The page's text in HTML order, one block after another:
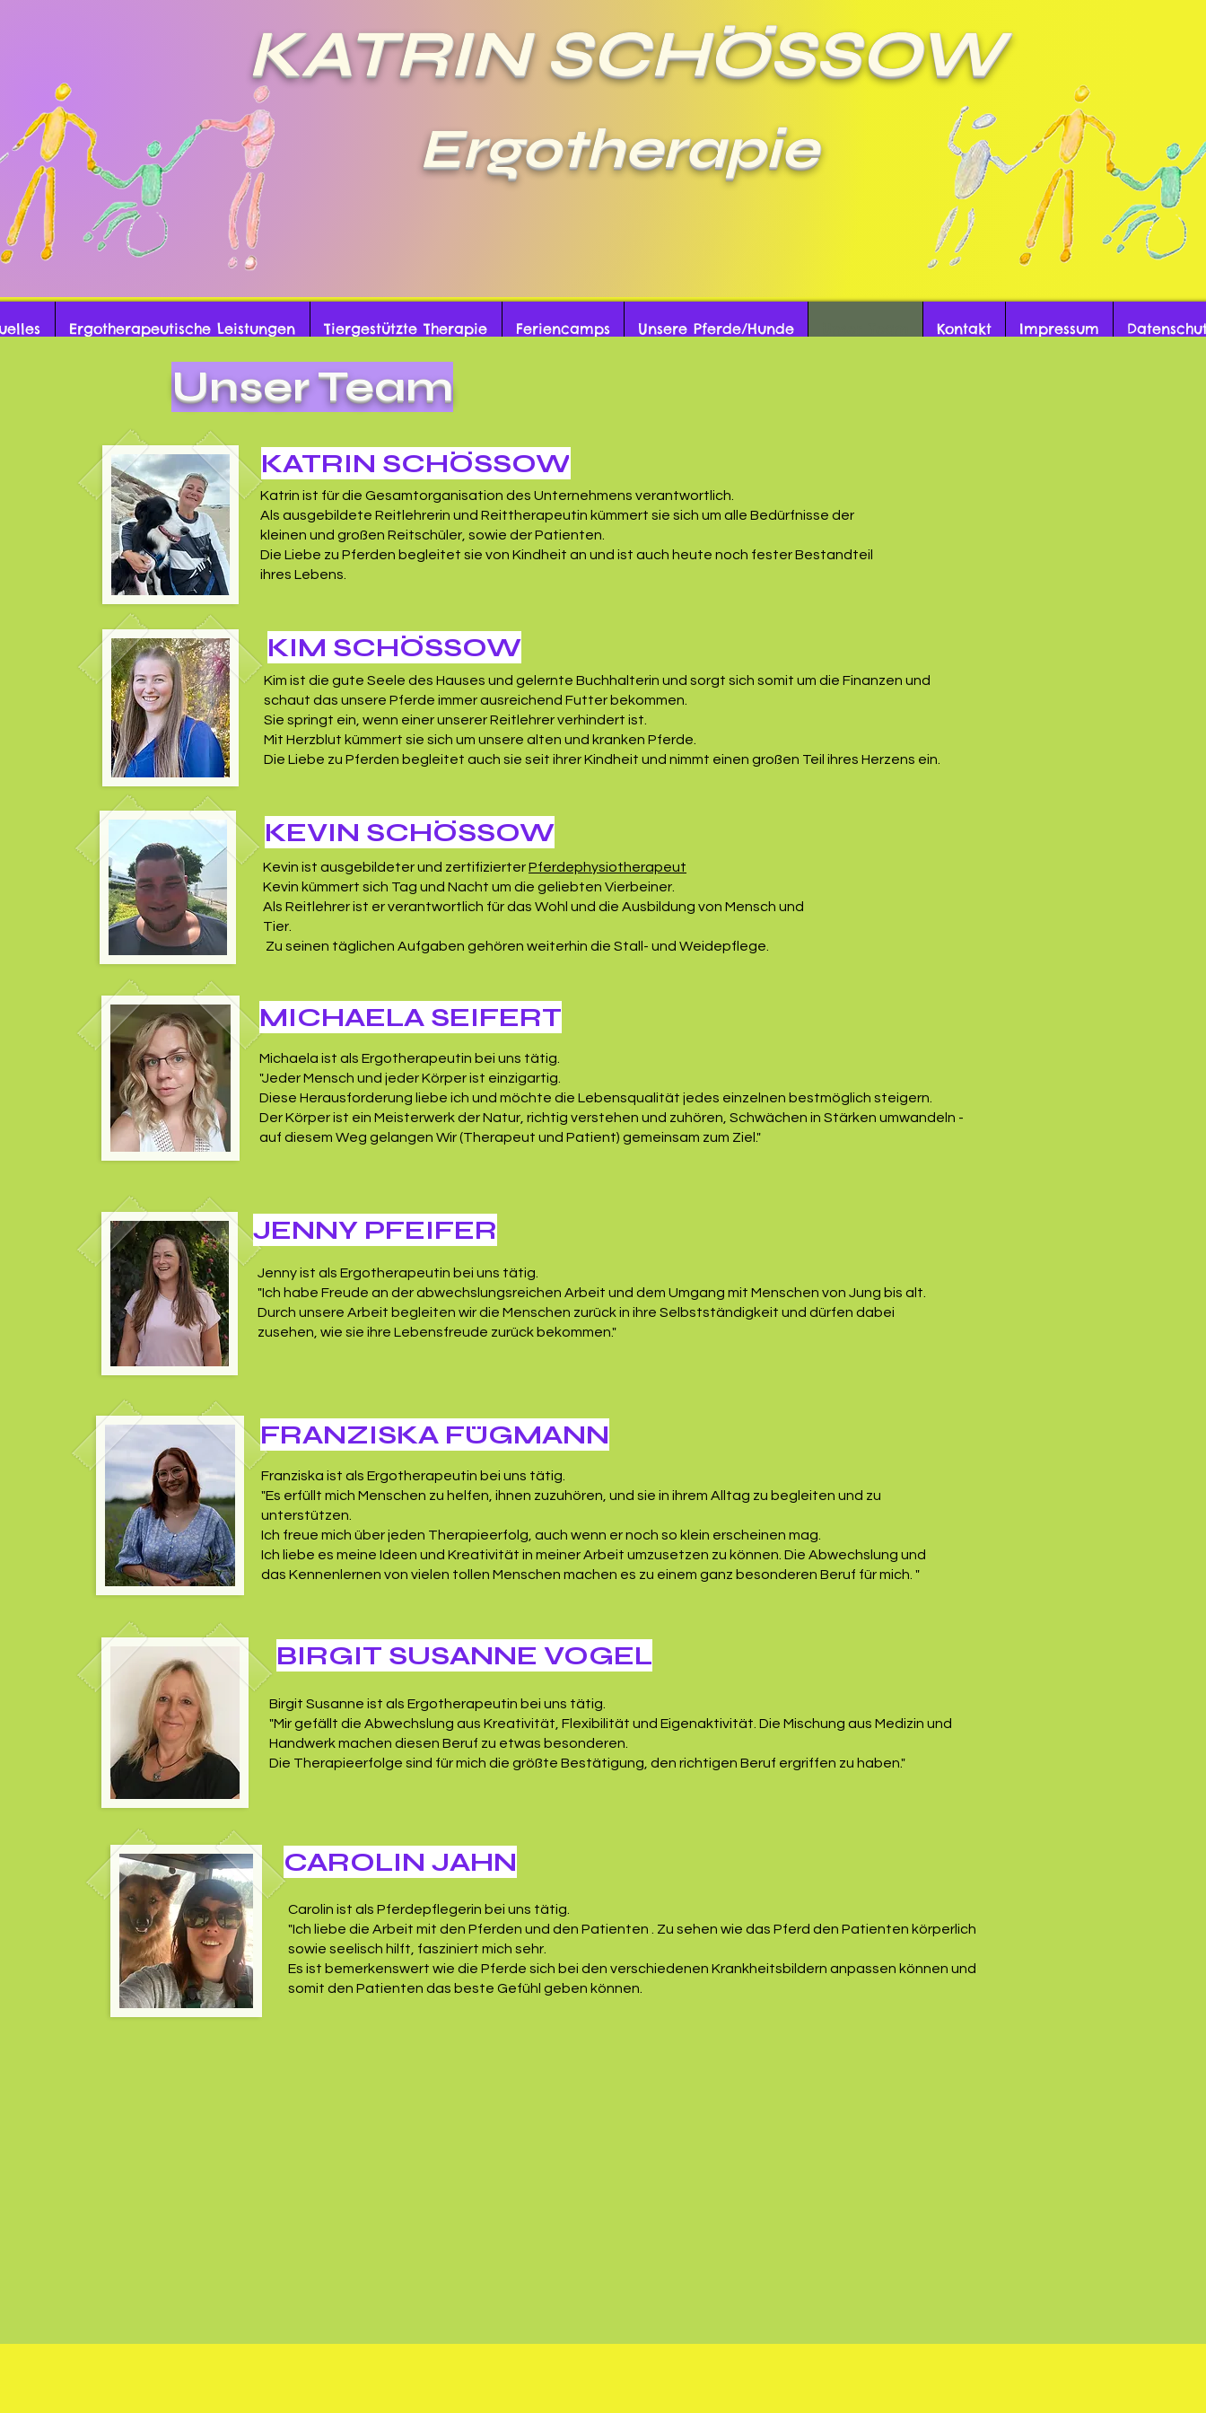
KATRIN SCHÖSSOW
Ergotherapie
Ergotherapeutische Leistungen Tiergestützte Therapie Feriencamps Unsere Pferde/Hunde Kontakt Impressum
Unser Team
KATRIN SCHÖSSOW
Katrin ist für die Gesamtorganisation des Unternehmens verantwortlich.
Als ausgebildete Reitlehrerin und Reittherapeutin kümmert sie sich um alle Bedürfnisse der
kleinen und großen Reitschüler, sowie der Patienten.
Die Liebe zu Pferden begleitet sie von Kindheit an und ist auch heute noch fester Bestandteil
ihres Lebens.
KIM SCHÖSSOW
Kim ist die gute Seele des Hauses und gelernte Buchhalterin und sorgt sich somit um die Finanzen und
schaut das unsere Pferde immer ausreichend Futter bekommen.
Sie springt ein, wenn einer unserer Reitlehrer verhindert ist.
Mit Herzblut kümmert sie sich um unsere alten und kranken Pferde.
Die Liebe zu Pferden begleitet auch sie seit ihrer Kindheit und nimmt einen großen Teil ihres Herzens ein.
KEVIN SCHÖSSOW
Kevin ist ausgebildeter und zertifizierterPferdephysiotherapeut
Kevin kümmert sich Tag und Nacht um die geliebten Vierbeiner.
Als Reitlehrer ist er verantwortlich für das Wohl und die Ausbildung von Mensch und
Tier.
Zu seinen täglichen Aufgaben gehören weiterhin die Stall- und Weidepflege.
MICHAELA SEIFERT
Michaela ist als Ergotherapeutin bei uns tätig.
"Jeder Mensch und jeder Körper ist einzigartig.
Diese Herausforderung liebe ich und möchte die Lebensqualität jedes einzelnen bestmöglich steigern.
Der Körper ist ein Meisterwerk der Natur, richtig verstehen und zuhören, Schwächen in Stärken umwandeln -
auf diesem Weg gelangen Wir (Therapeut und Patient) gemeinsam zum Ziel."
JENNY PFEIFER
Jenny ist als Ergotherapeutin bei uns tätig.
"Ich habe Freude an der abwechslungsreichen Arbeit und dem Umgang mit Menschen von Jung bis alt.
Durch unsere Arbeit begleiten wir die Menschen zurück in ihre Selbstständigkeit und dürfen dabei
zusehen, wie sie ihre Lebensfreude zurück bekommen."
FRANZISKA FÜGMANN
Franziska ist als Ergotherapeutin bei uns tätig.
"Es erfüllt mich Menschen zu helfen, ihnen zuzuhören, und sie in ihrem Alltag zu begleiten und zu
unterstützen.
Ich freue mich über jeden Therapieerfolg, auch wenn er noch so klein erscheinen mag.
Ich liebe es meine Ideen und Kreativität in meiner Arbeit umzusetzen zu können. Die Abwechslung und
das Kennenlernen von vielen tollen Menschen machen es zu einem ganz besonderen Beruf für mich. "
BIRGIT SUSANNE VOGEL
Birgit Susanne ist als Ergotherapeutin bei uns tätig.
"Mir gefällt die Abwechslung aus Kreativität, Flexibilität und Eigenaktivität. Die Mischung aus Medizin und
Handwerk machen diesen Beruf zu etwas besonderen.
Die Therapieerfolge sind für mich die größte Bestätigung, den richtigen Beruf ergriffen zu haben."
CAROLIN JAHN
Carolin ist als Pferdepflegerin bei uns tätig.
"Ich liebe die Arbeit mit den Pferden und den Patienten . Zu sehen wie das Pferd den Patienten körperlich
sowie seelisch hilft, fasziniert mich sehr.
Es ist bemerkenswert wie die Pferde sich bei den verschiedenen Krankheitsbildern anpassen können und
somit den Patienten das beste Gefühl geben können.